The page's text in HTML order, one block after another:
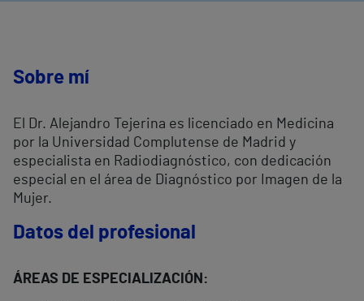
Sobre mí
El Dr. Alejandro Tejerina es licenciado en Medicina
por la Universidad Complutense de Madrid y
especialista en Radiodiagnóstico, con dedicación
especial en el área de Diagnóstico por Imagen de la
Mujer.
Datos del profesional
ÁREAS DE ESPECIALIZACIÓN: